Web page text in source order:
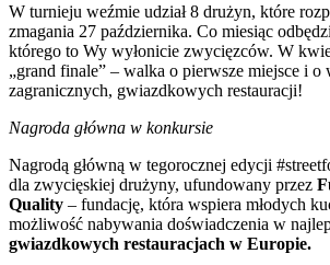
W turnieju weźmie udział 8 drużyn, które
zmagania 27 października. Co miesiąc
którego to Wy wyłonicie zwycięzców. W
„grand finale” – walka o pierwsze miejsce i o
zagranicznych, gwiazdkowych restauracji!
Nagroda główna w konkursie
Nagrodą główną w tegorocznej edycji
dla zwycięskiej drużyny, ufundowany przez
Quality – fundację, która wspiera młodych
możliwość nabywania doświadczenia w
gwiazdkowych restauracjach w Europie.